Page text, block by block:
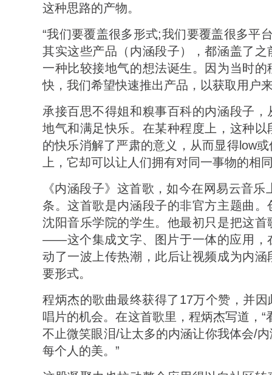
这种思路的产物。
“我们要覆盖很多形式;我们要覆盖很多
其实这些产品（内涵段子），都涵盖了
一种比较接地气的想法诞生。因为当时
快，我们希望快速推出产品，以获取用户
承接百思不得姐和糗事百科的内涵段子
地气和满足快乐。在某种程度上，这种
的快乐消解了严肃的意义，从而显得low
上，它却可以让人们拥有对同一事物的相
《内涵段子》这首歌，如今在网易云音
条。这首歌是内涵段子的非官方主题曲
沈阳音乐学院的学生。他最初只是把这
——这个集成文字、图片于一体的应用，
动了一波上传热潮，此后让视频成为内
要形式。
程炳杰的歌曲最终获得了17万个赞，并
唱片的机会。在这首歌里，程炳杰写道，
不止微笑眼泪/让太多的内涵让你我体会/
每个人的美。”